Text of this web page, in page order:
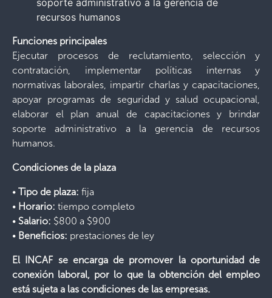
soporte administrativo a la gerencia de
recursos humanos
Funciones principales
Ejecutar procesos de reclutamiento, selección y
contratación, implementar políticas internas y
normativas laborales, impartir charlas y capacitaciones,
apoyar programas de seguridad y salud ocupacional,
elaborar el plan anual de capacitaciones y brindar
soporte administrativo a la gerencia de recursos
humanos.
Condiciones de la plaza
• Tipo de plaza: fija
• Horario: tiempo completo
• Salario: $800 a $900
• Beneficios: prestaciones de ley
El INCAF se encarga de promover la oportunidad de
conexión laboral, por lo que la obtención del empleo
está sujeta a las condiciones de las empresas.